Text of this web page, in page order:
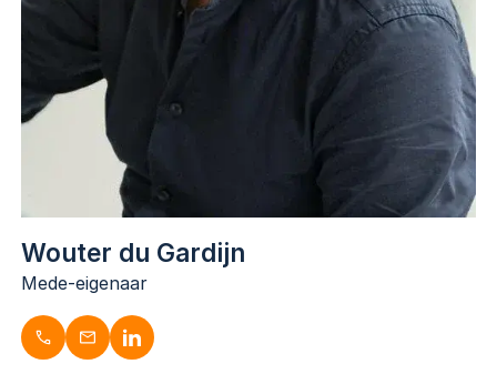
Wouter du Gardijn
Mede-eigenaar